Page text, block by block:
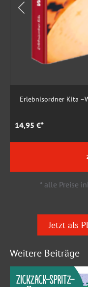
Erlebnisordner Kita
14,95 €*
* alle Preise
Jetzt als
Weitere Beiträge